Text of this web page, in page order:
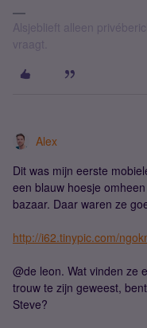
Alsjeblieft alleen
vraagt.
Alex
Dit was mijn eerste
een blauw hoesje
bazaar. Daar waren ze
http://i62.tinypic.com/
@de leon. Wat vinden ze
trouw te zijn geweest,
Steve?